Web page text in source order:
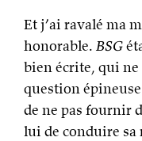
Et j’ai ravalé ma
honorable. BSG
bien écrite, qui
question
de ne pas fournir
lui de conduire sa